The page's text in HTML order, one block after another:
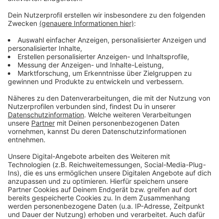
Weißglut treiben. Bahnstreiks. Plötzlicher Schneefall.
Eiskratzen am frühen Morgen. Leute, die nicht
Autofahren können. Menschen, die seltsame Wörter
benutzen. Wo andere sich vor Verzweiflung das
Gesicht bis zum Bauchnabel ziehen oder ihren Kopf
gegen die Wand hauen wollen, geht in eben diesem
Kopf von Laura Potting ein Karussell los. Irgendwo
zwischen wirren Gedanken und scharfer
Alltagsbeobachtung. Ein bisschen ausgeflippt,
meistens bunt und nie ganz ernst gemeint.
Anzeige
Anzeige